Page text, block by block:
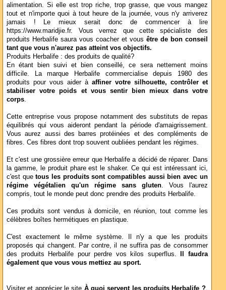
alimentation. Si elle est trop riche, trop grasse, que vous mangez
tout et n'importe quoi à tout heure de la journée, vous n'y arriverez
jamais ! Le mieux serait donc de commencer à lire
https://www.maridjie.fr. Vous verrez que cette spécialiste des
produits Herbalife saura vous coacher et vous être de bon conseil
tant que vous n'aurez pas atteint vos objectifs.
Produits Herbalife : des produits de qualité?
En étant bien suivi et bien conseillé, ce sera nettement moins
difficile. La marque Herbalife commercialise depuis 1980 des
produits pour vous aider àaffiner votre silhouette, contrôler et
stabiliser votre poids et vous sentir bien mieux dans votre
corps
Cette entreprise vous propose notamment des substituts de repas
équilibrés qui vous aideront pendant la période d'amaigrissement.
Vous aurez aussi des barres protéinées et des compléments de
fibres. Ces fibres dont trop souvent oubliées pendant les régimes.
Et c'est une grossière erreur que Herbalife a décidé de réparer. Dans
la gamme, le produit phare est le shaker. Ce qui est intéressant ici,
c'est quetous les produits sont compatibles aussi bien avec un
régime végétalien qu'un régime sans gluten. Vous l'aurez
compris, tout le monde peut donc prendre des produits Herbalife.
Ces produits sont vendus à domicile, en réunion, tout comme les
célèbres boîtes hermétiques en plastique.
C'est exactement le même système. Il n'y a que les produits
proposés qui changent. Par contre, il ne suffira pas de consommer
des produits Herbalife pour perdre vos kilos superflus.Il faudra
également que vous vous mettiez au sport.
Visiter et apprécier le site À quoi servent les produits Herbalife ?,